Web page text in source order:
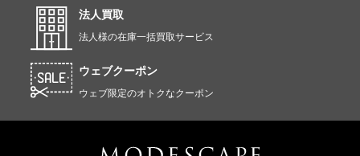
法人買取
法人様の在庫一括買取サービス
ウェブクーポン
ウェブ限定のオトクなクーポン